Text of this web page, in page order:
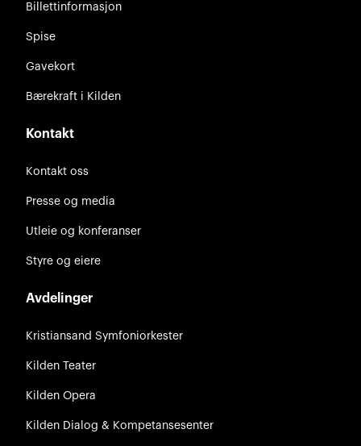
Billettinformasjon
Spise
Gavekort
Bærekraft i Kilden
Kontakt
Kontakt oss
Presse og media
Utleie og konferanser
Styre og eiere
Avdelinger
Kristiansand Symfoniorkester
Kilden Teater
Kilden Opera
Kilden Dialog & Kompetansesenter